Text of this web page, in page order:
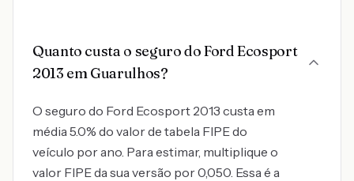
Quanto custa o seguro do Ford Ecosport
2013 em Guarulhos?
O seguro do Ford Ecosport 2013 custa em
média 5.0% do valor de tabela FIPE do
veículo por ano. Para estimar, multiplique o
valor FIPE da sua versão por 0,050. Essa é a